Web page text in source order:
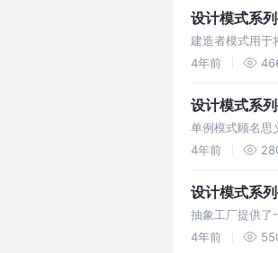
设计模式系
建造者模式用于
式。 举个例子
4年前
设计模式系
单例模式顾名思
称为懒汉式。
4年前
设计模式系
抽象工厂提供了
4年前